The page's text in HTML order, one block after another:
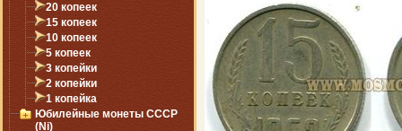
20 копеек
15 копеек
10 копеек
5 копеек
3 копейки
2 копейки
1 копейка
Юбилейные монеты СССР
(Ni)